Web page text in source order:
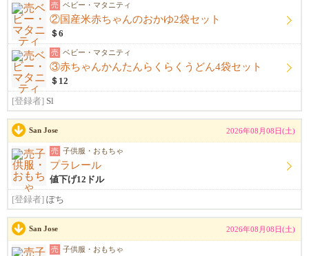
売 ベビー・マタニティ
②国産米赤ちゃんのおかゆ2袋セット
＄6
売 ベビー・マタニティ
③赤ちゃんかんたんらくらくうどん4袋セット
＄12
[登録者] Sl
San Jose 2026年08月08日(土)
売 子供服・おもちゃ
プラレール
値下げ12ドル
[登録者] ぽち
San Jose 2026年08月08日(土)
売 子供服・おもちゃ